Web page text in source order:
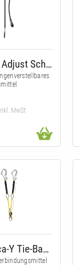
Connect Adjust Schwarz
MwSt
Absorbica-Y Tie-Back MGO